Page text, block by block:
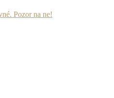
Pozor na ne!